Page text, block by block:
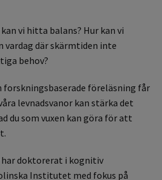
vi hitta balans? Hur kan vi
där skärmtiden inte
behov?
forskningsbaserade föreläsning får
levnadsvanor kan stärka det
du som vuxen kan göra för att
har doktorerat i kognitiv
Institutet med fokus på